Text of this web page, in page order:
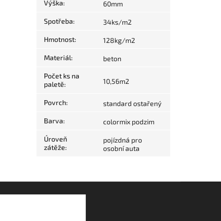
Výška: 60mm
Spotřeba: 34ks/m2
Hmotnost: 128kg/m2
Materiál: beton
Počet ks na
paletě: 10,56m2
Povrch: standard ostařený
Barva: colormix podzim
Úroveň
zátěže:
pojízdná pro
osobní auta